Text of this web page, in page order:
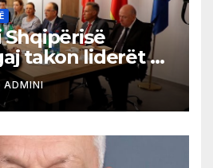
takon liderët e
në Ulqin
ADMINI